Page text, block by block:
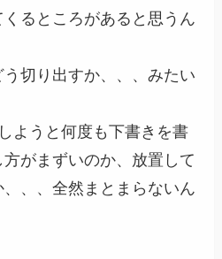
るところがあると思うん
切り出すか、、、みたい
ようと何度も下書きを書
がまずいのか、放置して
、、全然まとまらないん